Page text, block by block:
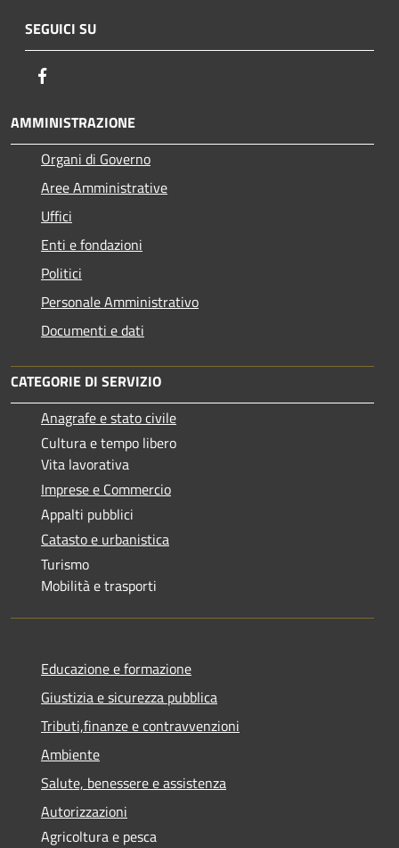
SEGUICI SU
AMMINISTRAZIONE
Organi di Governo
Aree Amministrative
Uffici
Enti e fondazioni
Politici
Personale Amministrativo
Documenti e dati
CATEGORIE DI SERVIZIO
Anagrafe e stato civile
Cultura e tempo libero
Vita lavorativa
Imprese e Commercio
Appalti pubblici
Catasto e urbanistica
Turismo
Mobilità e trasporti
Educazione e formazione
Giustizia e sicurezza pubblica
Tributi,finanze e contravvenzioni
Ambiente
Salute, benessere e assistenza
Autorizzazioni
Agricoltura e pesca